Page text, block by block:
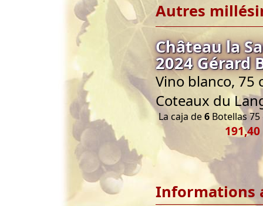
Autres
Château la
2024 Gérard
Vino blanco, 75
Coteaux du
La caja de6 Botellas 75
191,40
Informations